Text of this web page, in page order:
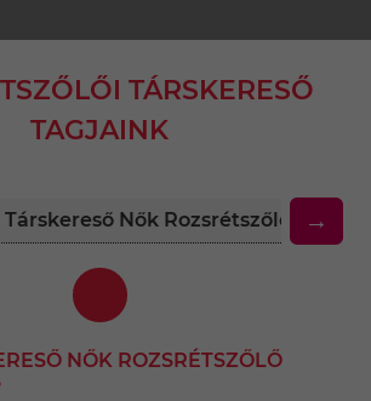
TÁRSKERESŐ
TAGJAINK
Nők Rozsrétszőlő →
NŐK ROZSRÉTSZŐLŐ